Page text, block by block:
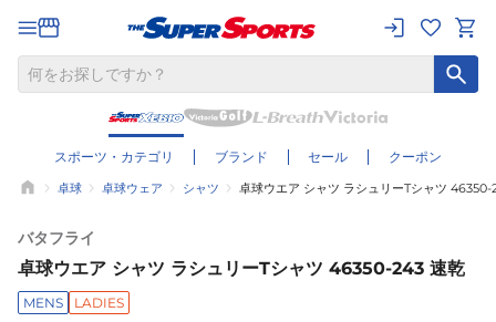
スポーツ・カテゴリ ブランド セール クーポン
卓球 卓球ウェア シャツ 卓球ウエア シャツ ラシュリーTシャツ 46350-
バタフライ
卓球ウエア シャツ ラシュリーTシャツ 46350-243 速乾
MENS LADIES